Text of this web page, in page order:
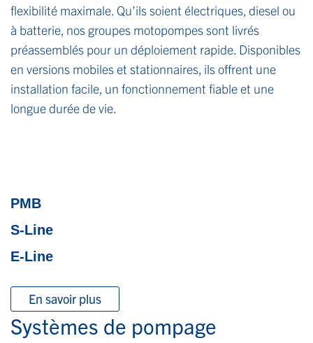
flexibilité maximale. Qu’ils soient électriques, diesel ou
à batterie, nos groupes motopompes sont livrés
préassemblés pour un déploiement rapide. Disponibles
en versions mobiles et stationnaires, ils offrent une
installation facile, un fonctionnement fiable et une
longue durée de vie.
PMB
S-Line
E-Line
En savoir plus
Systèmes de pompage